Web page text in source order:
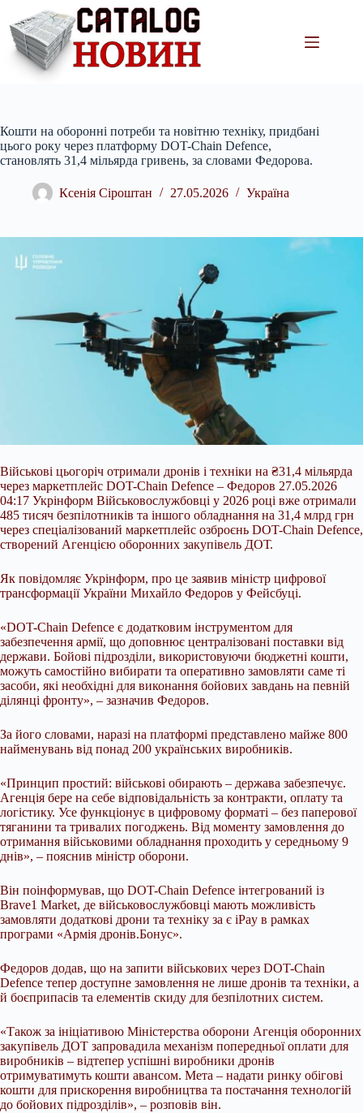
вмісту
Кошти на оборонні потреби та новітню техніку, придбані
цього року через платформу DOT-Chain Defence,
становлять 31,4 мільярда гривень, за словами Федорова.
Ксенія Сіроштан 27.05.2026 Україна
Військові цьогоріч отримали дронів і техніки на ₴31,4 мільярда
через маркетплейс DOT-Chain Defence – Федоров 27.05.2026
04:17 Укрінформ Військовослужбовці у 2026 році вже отримали
485 тисяч безпілотників та іншого обладнання на 31,4 млрд грн
через спеціалізований маркетплейс озброєнь DOT-Chain Defence,
створений Агенцією оборонних закупівель ДОТ.
Як повідомляє Укрінформ, про це заявив міністр цифрової
трансформації України Михайло Федоров у Фейсбуці.
«DOT-Chain Defence є додатковим інструментом для
забезпечення армії, що доповнює централізовані поставки від
держави. Бойові підрозділи, використовуючи бюджетні кошти,
можуть самостійно вибирати та оперативно замовляти саме ті
засоби, які необхідні для виконання бойових завдань на певній
ділянці фронту», – зазначив Федоров.
За його словами, наразі на платформі представлено майже 800
найменувань від понад 200 українських виробників.
«Принцип простий: військові обирають – держава забезпечує.
Агенція бере на себе відповідальність за контракти, оплату та
логістику. Усе функціонує в цифровому форматі – без паперової
тяганини та тривалих погоджень. Від моменту замовлення до
отримання військовими обладнання проходить у середньому 9
днів», – пояснив міністр оборони.
Він поінформував, що DOT-Chain Defence інтегрований із
Brave1 Market, де військовослужбовці мають можливість
замовляти додаткові дрони та техніку за є iPay в рамках
програми «Армія дронів.Бонус».
Федоров додав, що на запити військових через DOT-Chain
Defence тепер доступне замовлення не лише дронів та техніки, а
й боєприпасів та елементів скиду для безпілотних систем.
«Також за ініціативою Міністерства оборони Агенція оборонних
закупівель ДОТ запровадила механізм попередньої оплати для
виробників – відтепер успішні виробники дронів
отримуватимуть кошти авансом. Мета – надати ринку обігові
кошти для прискорення виробництва та постачання технологій
до бойових підрозділів», – розповів він.